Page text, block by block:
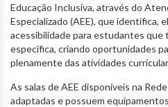
Educação Inclusiva, através do
Especializado (AEE), que identifica,
acessibilidade para estudantes que
específica, criando oportunidades
plenamente das atividades
As salas de AEE disponíveis na
adaptadas e possuem